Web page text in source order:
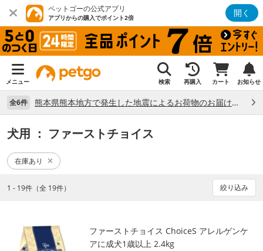
ペットゴーの公式アプリ
アプリからの購入でポイント2倍 開く
メニュー 検索 再購入 カート お知らせ
全6件 熊本県熊本地方で発生した地震によるお荷物のお届け状況について （7/28）
犬用 ： ファーストチョイス
在庫あり
1 - 19件（全 19件） 絞り込み
ファーストチョイス ChoiceS アレルゲンケ
アに成犬1歳以上 2.4kg